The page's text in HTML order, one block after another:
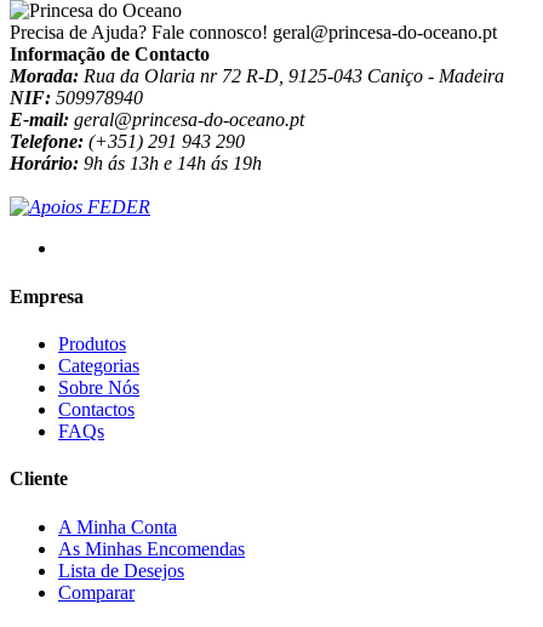
Precisa de Ajuda? Fale connosco! geral@princesa-do-oceano.pt
Informação de Contacto
Morada: Rua da Olaria nr 72 R-D, 9125-043 Caniço - Madeira
NIF: 509978940
E-mail: geral@princesa-do-oceano.pt
Telefone: (+351) 291 943 290
Horário: 9h ás 13h e 14h ás 19h
Empresa
Produtos
Categorias
Sobre Nós
Contactos
FAQs
Cliente
A Minha Conta
As Minhas Encomendas
Lista de Desejos
Comparar